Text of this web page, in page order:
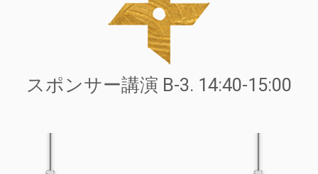
スポンサー講演 B-3. 14:40-15:00